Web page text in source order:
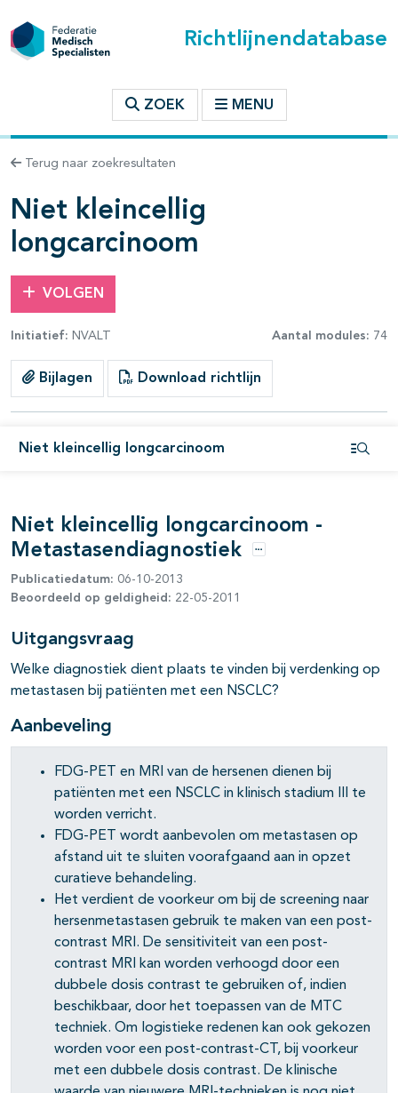
Richtlijnendatabase
ZOEK MENU
Terug naar zoekresultaten
Niet kleincellig
longcarcinoom
VOLGEN
Initiatief: NVALT Aantal modules: 74
Bijlagen Download richtlijn
Niet kleincellig longcarcinoom
binnen deze richtlijn
open- en dichtklappen
open- en dichtklappen
open- en dichtklappen
open- en dichtklappen
open- en dichtklappen
open- en dichtklappen
open- en dichtklappen
open- en dichtklappen
Niet kleincellig longcarcinoom -
Metastasendiagnostiek
Opties
Publicatiedatum: 06-10-2013
Beoordeeld op geldigheid: 22-05-2011
Uitgangsvraag
Welke diagnostiek dient plaats te vinden bij verdenking op
metastasen bij patiënten met een NSCLC?
Aanbeveling
FDG-PET en MRI van de hersenen dienen bij
patiënten met een NSCLC in klinisch stadium III te
worden verricht.
FDG-PET wordt aanbevolen om metastasen op
afstand uit te sluiten voorafgaand aan in opzet
curatieve behandeling.
Het verdient de voorkeur om bij de screening naar
hersenmetastasen gebruik te maken van een post-
contrast MRI. De sensitiviteit van een post-
contrast MRI kan worden verhoogd door een
dubbele dosis contrast te gebruiken of, indien
beschikbaar, door het toepassen van de MTC
techniek. Om logistieke redenen kan ook gekozen
worden voor een post-contrast-CT, bij voorkeur
met een dubbele dosis contrast. De klinische